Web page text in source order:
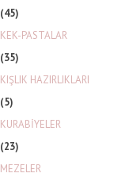
(45)
KEK-PASTALAR
(35)
KIŞLIK HAZIRLIKLARI
(5)
KURABİYELER
(23)
MEZELER